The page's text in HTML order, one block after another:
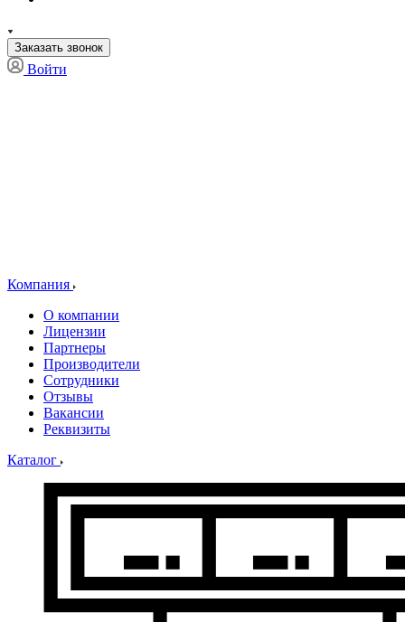
Заказать звонок
Войти
Компания
О компании
Лицензии
Партнеры
Производители
Сотрудники
Отзывы
Вакансии
Реквизиты
Каталог